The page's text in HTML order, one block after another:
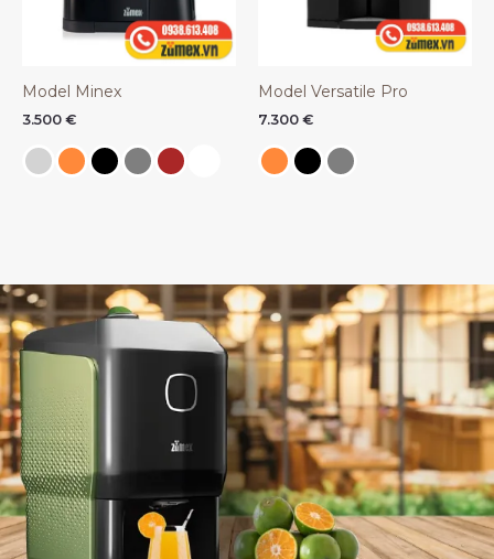
Model Minex
3.500 €
Model Versatile Pro
7.300 €